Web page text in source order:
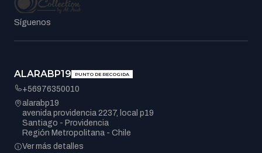
Síguenos
ALARABP19 PUNTO DE RECOGIDA
+56976350010
alarabp19
avenida providencia 2237, local p19
Santiago - Providencia
Región Metropolitana - Chile
Ver más detalles